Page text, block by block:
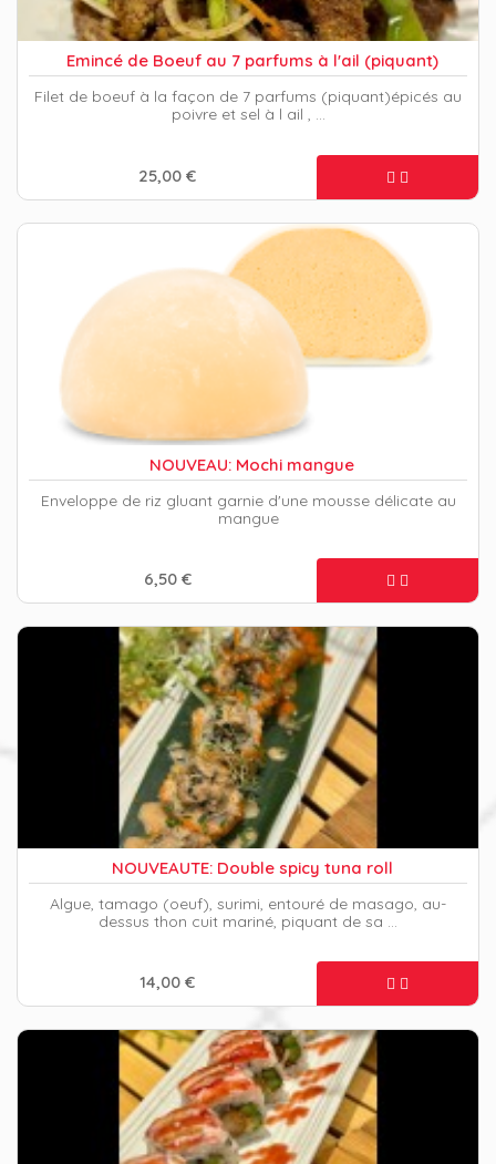
Emincé de Boeuf au 7 parfums à l'ail (piquant)
Filet de boeuf à la façon de 7 parfums (piquant)épicés au
poivre et sel à l ail , …
25,00 €
NOUVEAU: Mochi mangue
Enveloppe de riz gluant garnie d'une mousse délicate au
mangue
6,50 €
NOUVEAUTE: Double spicy tuna roll
Algue, tamago (oeuf), surimi, entouré de masago, au-
dessus thon cuit mariné, piquant de sa …
14,00 €